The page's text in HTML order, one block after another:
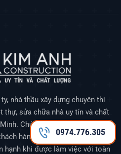
nhà thầu xây dựng chuyên thi
thự, sửa chữa nhà uy tín và chất
Chúng tôi luôn mang đến sự
hàng đã tin tưởng đến công
hạnh khi được làm việc với toàn
0974.776.305